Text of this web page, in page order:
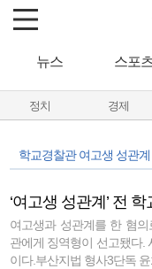
뉴스 스포
정치 경제
학교경찰관 여고생 성관계
‘여고생 성관계’ 전
여고생과 성관계를 한 혐
관에게 징역형이 선고됐다.
이다.부산지법 형사3단독 윤